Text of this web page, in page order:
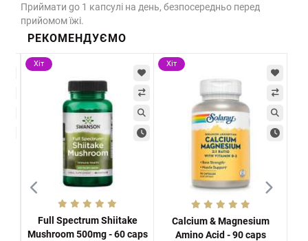
Приймати gо 1 капсулі на день, безпосередньо перед
прийомом їжі.
РЕКОМЕНДУЄМО
Хіт
Full Spectrum Shiitake
Mushroom 500mg - 60 caps
Хіт
Calcium & Magnesium
Amino Acid - 90 caps